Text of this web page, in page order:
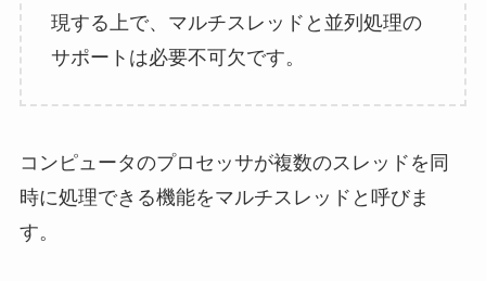
現する上で、マルチスレッドと並列処理の
サポートは必要不可欠です。
コンピュータのプロセッサが複数のスレッドを同
時に処理できる機能をマルチスレッドと呼びま
す。